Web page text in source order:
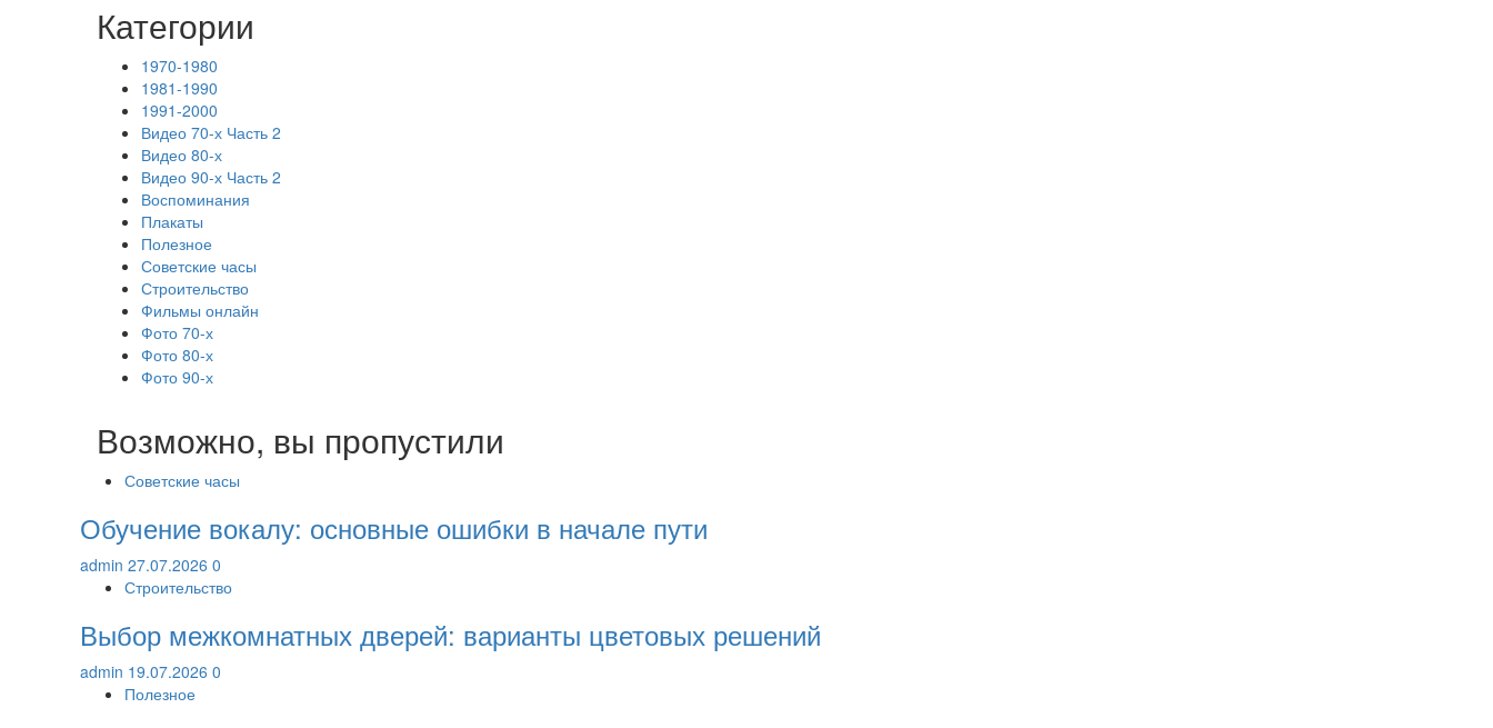
Категории
1970-1980
1981-1990
1991-2000
Видео 70-х Часть 2
Видео 80-х
Видео 90-х Часть 2
Воспоминания
Плакаты
Полезное
Советские часы
Строительство
Фильмы онлайн
Фото 70-х
Фото 80-х
Фото 90-х
Возможно, вы пропустили
Советские часы
Обучение вокалу: основные ошибки в начале пути
admin 27.07.2026 0
Строительство
Выбор межкомнатных дверей: варианты цветовых решений
admin 19.07.2026 0
Полезное